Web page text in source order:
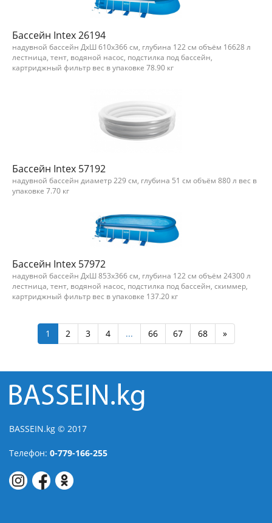
Бассейн Intex 26194
надувной бассейн ДхШ 610х366 см, глубина 122 см объём 16628 л
лестница, тент, водяной насос, подстилка под бассейн,
картриджный фильтр вес в упаковке 78.90 кг
Бассейн Intex 57192
надувной бассейн диаметр 229 см, глубина 51 см объём 880 л вес в
упаковке 7.70 кг
Бассейн Intex 57972
надувной бассейн ДхШ 853х366 см, глубина 122 см объём 24300 л
лестница, тент, водяной насос, подстилка под бассейн, скиммер,
картриджный фильтр вес в упаковке 137.20 кг
1 2 3 4 ... 66 67 68 »
BASSEIN.kg © 2017
Телефон: 0-779-166-255